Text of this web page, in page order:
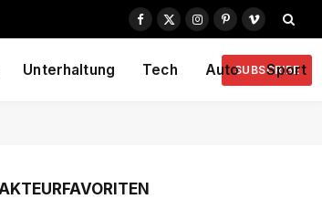
Facebook
X
Instagram
PinterestVimeo
Unterhaltung Tech Auto Sport
SUBSCRIBE